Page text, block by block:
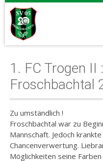
1. FC Trogen II
Froschbachtal
Zu umständlich !
Froschbachtal war zu
Mannschaft. Jedoch
Chancenverwertung.
Möglichkeiten seine